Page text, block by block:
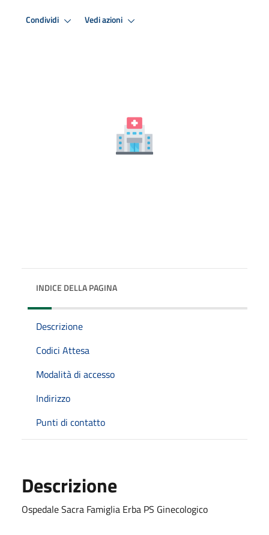
Condividi Vedi azioni
INDICE DELLA PAGINA
Descrizione
Codici Attesa
Modalità di accesso
Indirizzo
Punti di contatto
Descrizione
Ospedale Sacra Famiglia Erba PS Ginecologico